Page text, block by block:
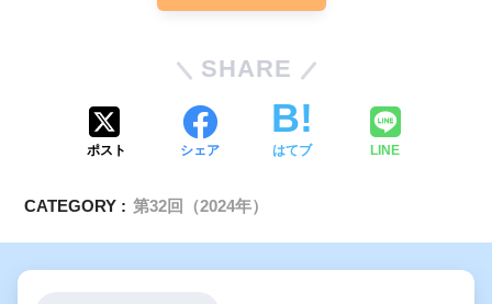
SHARE
ポスト シェア はてブ LINE
CATEGORY : 第32回（2024年）